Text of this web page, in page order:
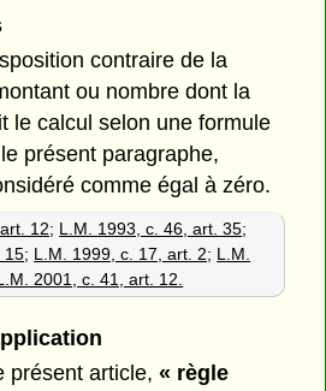
contraire de la
ou nombre dont la
le calcul selon une formule
présent paragraphe,
comme égal à zéro.
12; L.M. 1993, c. 46, art. 35;
15; L.M. 1999, c. 17, art. 2; L.M.
2001, c. 41, art. 12.
présent article,« règle